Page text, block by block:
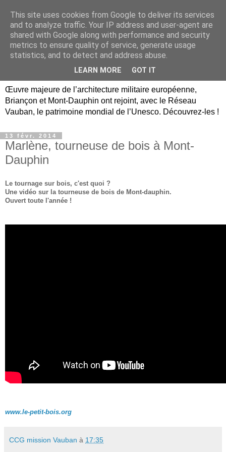
Briançon, Mont-Dauphin,
Vauban Unesco Hautes-
Œuvre majeure de l’architecture militaire européenne,
Briançon et Mont-Dauphin ont rejoint, avec le Réseau
Vauban, le patrimoine mondial de l’Unesco. Découvrez-les !
13 févr. 2014
Marlène, tourneuse de bois à Mont-
Dauphin
Le tournage sur bois, c'est quoi ?
Une vidéo sur la tourneuse de bois de Mont-dauphin.
Ouvert toute l'année !
www.le-petit-bois.org
CCG mission Vauban à 17:35
This site uses cookies from Google to deliver its services
and to analyze traffic. Your IP address and user-agent are
shared with Google along with performance and security
metrics to ensure quality of service, generate usage
statistics, and to detect and address abuse.
LEARN MORE GOT IT